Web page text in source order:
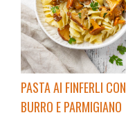
PASTA AI FINFERLI CON
BURRO E PARMIGIANO